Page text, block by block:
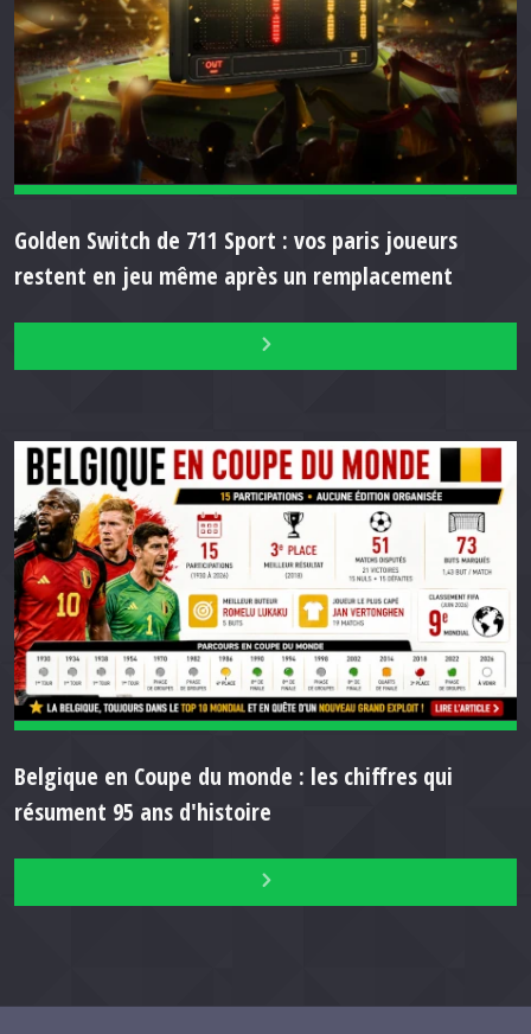
Golden Switch de 711 Sport : vos paris joueurs
restent en jeu même après un remplacement
Belgique en Coupe du monde : les chiffres qui
résument 95 ans d'histoire